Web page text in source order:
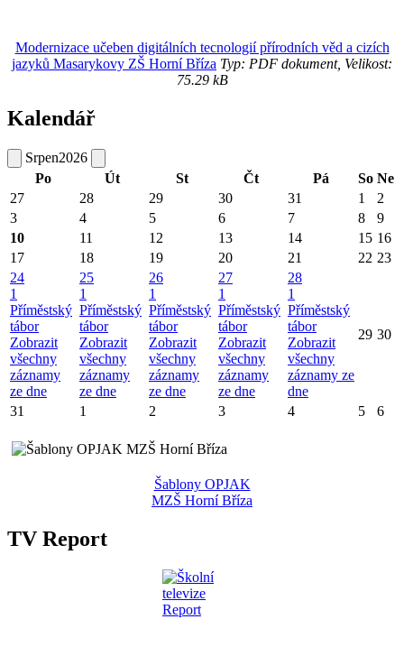
Modernizace učeben digitálních tecnologií přírodních věd a cizích
jazyků Masarykovy ZŠ Horní Bříza Typ: PDF dokument, Velikost:
75.29 kB
Kalendář
Srpen2026
Po
Út St Čt Pá So Ne
27
28 29 30 31 1
2
3
4 5 6 7 8
9
10
11 12 13 14 15 16
17
18 19 20 21 22 23
24
1
Příměstský
tábor
Zobrazit
všechny
záznamy
ze dne
25
1
Příměstský
tábor
Zobrazit
všechny
záznamy
ze dne
26
1
Příměstský
tábor
Zobrazit
všechny
záznamy
ze dne
27
1
Příměstský
tábor
Zobrazit
všechny
záznamy
ze dne
28
1
Příměstský
tábor
Zobrazit
všechny
záznamy ze
dne
29 30
31 1 2 3 4 5 6
Šablony OPJAK
MZŠ Horní Bříza
TV Report